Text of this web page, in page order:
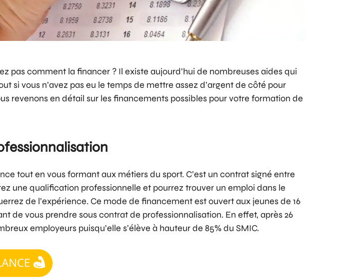
pas comment la financer ? Il existe aujourd’hui de nombreuses aides qui
si vous n’avez pas eu le temps de mettre assez d’argent de côté pour
revenons en détail sur les financements possibles pour votre formation de
tout en vous formant aux métiers du sport. C’est un contrat signé entre
une qualification professionnelle et pourrez trouver un emploi dans le
de l’expérience. Ce mode de financement est ouvert aux jeunes de 16
de vous prendre sous contrat de professionnalisation. En effet, après 26
employeurs puisqu’elle s’élève à hauteur de 85% du SMIC.